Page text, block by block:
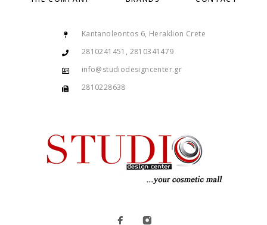
Kantanoleontos 6, Heraklion Crete
2810241451, 2810341479
info@studiodesigncenter.gr
2810228638